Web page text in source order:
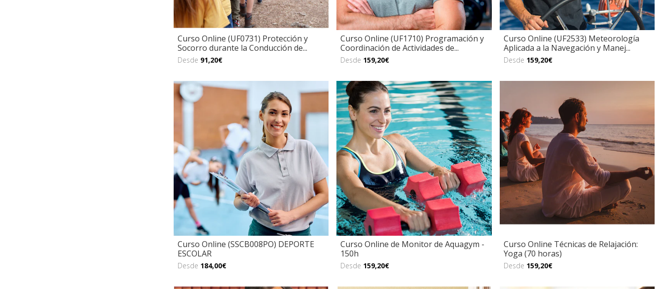
Curso Online (UF0731) Protección y
Socorro durante la Conducción de...
Desde 91,20€
Curso Online (UF1710) Programación y
Coordinación de Actividades de...
Desde 159,20€
Curso Online (UF2533) Meteorología
Aplicada a la Navegación y Manej...
Desde 159,20€
Curso Online (SSCB008PO) DEPORTE
ESCOLAR
Desde 184,00€
Curso Online de Monitor de Aquagym -
150h
Desde 159,20€
Curso Online Técnicas de Relajación:
Yoga (70 horas)
Desde 159,20€